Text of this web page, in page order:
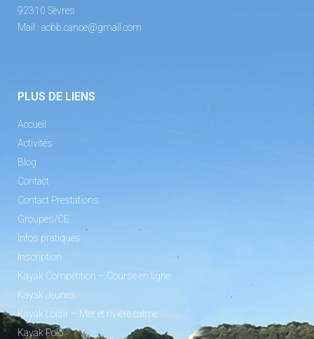
92310 Sèvres
Mail : acbb.canoe@gmail.com
PLUS DE LIENS
Accueil
Activités
Blog
Contact
Contact Prestations
Groupes/CE
Infos pratiques
Inscription
Kayak Compétition – Course en ligne
Kayak Jeunes
Kayak Loisir – Mer et rivière calme
Kayak Polo